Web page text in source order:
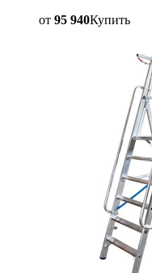
от 95 940Купить